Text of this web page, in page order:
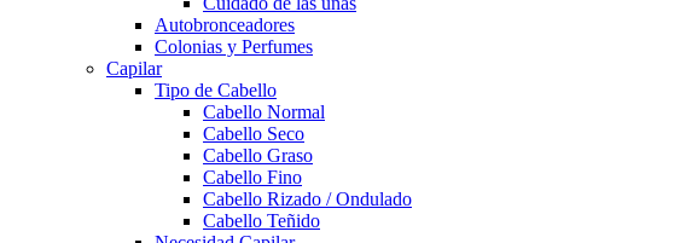
Autobronceadores
Colonias y Perfumes
Capilar
Tipo de Cabello
Cabello Normal
Cabello Seco
Cabello Graso
Cabello Fino
Cabello Rizado / Ondulado
Cabello Teñido